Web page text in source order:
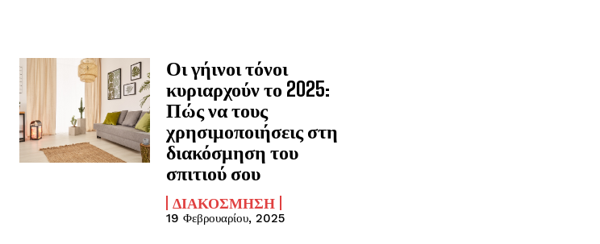
Οι γήινοι τόνοι
κυριαρχούν το 2025:
Πώς να τους
χρησιμοποιήσεις στη
διακόσμηση του
σπιτιού σου
ΔΙΑΚΌΣΜΗΣΗ
19 Φεβρουαρίου, 2025